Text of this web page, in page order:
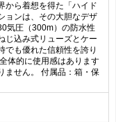
から着想を得た「ハイド
ョンは、その大胆なデザ
気圧（300m）の防水性
じ込み式リューズとケー
でも優れた信頼性を誇り
体的に使用感はあります
ません。 付属品：箱・保